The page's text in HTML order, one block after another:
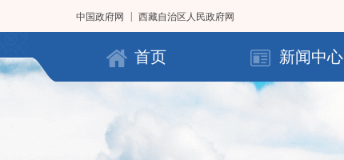
中国政府网 西藏自治区人民政府网
首页 新闻中心